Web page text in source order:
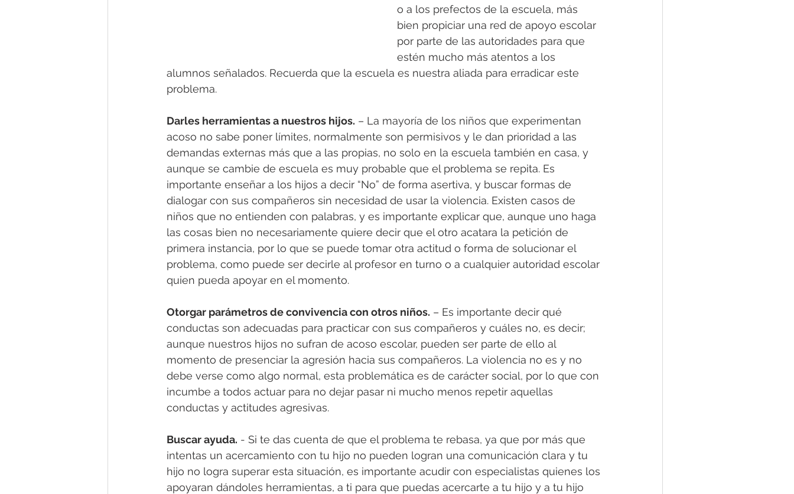
o a los prefectos de la escuela, más
bien propiciar una red de apoyo escolar
por parte de las autoridades para que
estén mucho más atentos a los
alumnos señalados. Recuerda que la escuela es nuestra aliada para erradicar este
problema.
Darles herramientas a nuestros hijos. – La mayoría de los niños que experimentan
acoso no sabe poner límites, normalmente son permisivos y le dan prioridad a las
demandas externas más que a las propias, no solo en la escuela también en casa, y
aunque se cambie de escuela es muy probable que el problema se repita. Es
importante enseñar a los hijos a decir “No” de forma asertiva, y buscar formas de
dialogar con sus compañeros sin necesidad de usar la violencia. Existen casos de
niños que no entienden con palabras, y es importante explicar que, aunque uno haga
las cosas bien no necesariamente quiere decir que el otro acatara la petición de
primera instancia, por lo que se puede tomar otra actitud o forma de solucionar el
problema, como puede ser decirle al profesor en turno o a cualquier autoridad escolar
quien pueda apoyar en el momento.
Otorgar parámetros de convivencia con otros niños. – Es importante decir qué
conductas son adecuadas para practicar con sus compañeros y cuáles no, es decir;
aunque nuestros hijos no sufran de acoso escolar, pueden ser parte de ello al
momento de presenciar la agresión hacia sus compañeros. La violencia no es y no
debe verse como algo normal, esta problemática es de carácter social, por lo que con
incumbe a todos actuar para no dejar pasar ni mucho menos repetir aquellas
conductas y actitudes agresivas.
Buscar ayuda. - Si te das cuenta de que el problema te rebasa, ya que por más que
intentas un acercamiento con tu hijo no pueden logran una comunicación clara y tu
hijo no logra superar esta situación, es importante acudir con especialistas quienes los
apoyaran dándoles herramientas, a ti para que puedas acercarte a tu hijo y a tu hijo